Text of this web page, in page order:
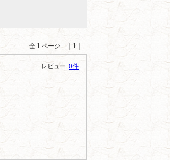
全 1 ページ ｜1｜
レビュー: 0件